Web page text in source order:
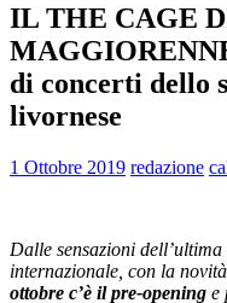
IL THE CAGE
di concerti dello
livornese
1 Ottobre 2019 redazione
Dalle sensazioni
internazionale, con la
ottobre c’è il pre-opening e